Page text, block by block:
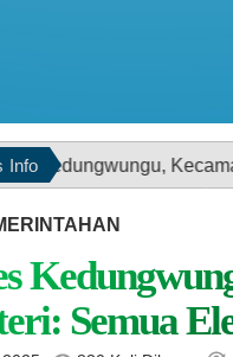
Info
Kecamatan Todanan,
Semua